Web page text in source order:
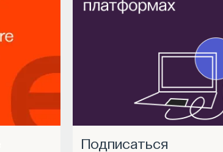
Подписаться